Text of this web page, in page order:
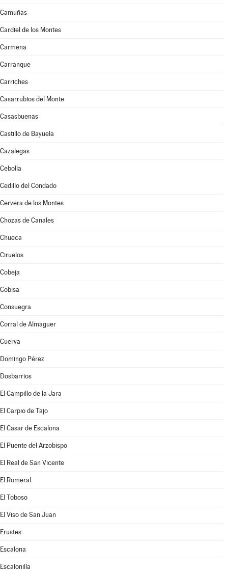
Camuñas
Cardiel de los Montes
Carmena
Carranque
Carriches
Casarrubios del Monte
Casasbuenas
Castillo de Bayuela
Cazalegas
Cebolla
Cedillo del Condado
Cervera de los Montes
Chozas de Canales
Chueca
Ciruelos
Cobeja
Cobisa
Consuegra
Corral de Almaguer
Cuerva
Domingo Pérez
Dosbarrios
El Campillo de la Jara
El Carpio de Tajo
El Casar de Escalona
El Puente del Arzobispo
El Real de San Vicente
El Romeral
El Toboso
El Viso de San Juan
Erustes
Escalona
Escalonilla